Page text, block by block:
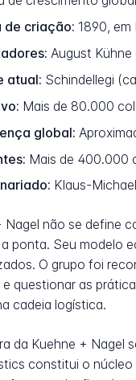
de criação: 1890,
August
atual: Schindellegi
Mais de 80.000
global:
Mais de 400.000
Klaus-
Nagel não se define
ponta. Seu modelo
O grupo foi
e questionar as
cadeia logística.
da Kuehne + Nagel
constitui o